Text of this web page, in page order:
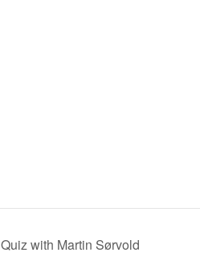
Quiz with Martin Sørvold